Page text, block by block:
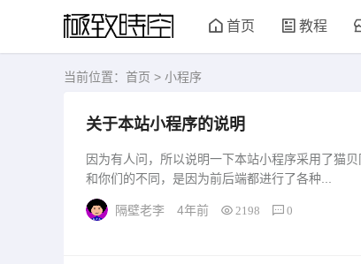
首页 教程
当前位置： 首页 > 小程序
关于本站小程序的说明
因为有人问，所以说明一下本站小程序采用了猫
和你们的不同，是因为前后端都进行了各种...
隔壁老李 4年前 2198 0